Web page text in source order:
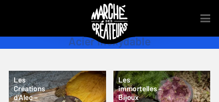
Acier inoxydable
Les
Créations
d’Alec –
Les
immortelles –
Bijoux